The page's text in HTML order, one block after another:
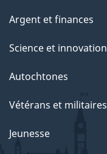
Argent et finances
Science et innovation
Autochtones
Vétérans et militaires
Jeunesse